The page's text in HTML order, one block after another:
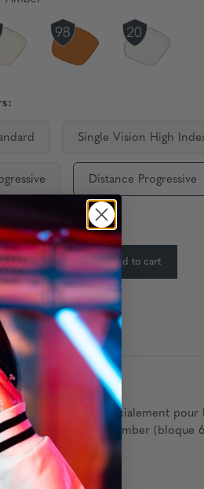
Single Vision High
Distance Progressive
+ Add to cart
bleue. Conçues spécialement pour
la lumière bleue) et Amber (bloque
bonnes mains.